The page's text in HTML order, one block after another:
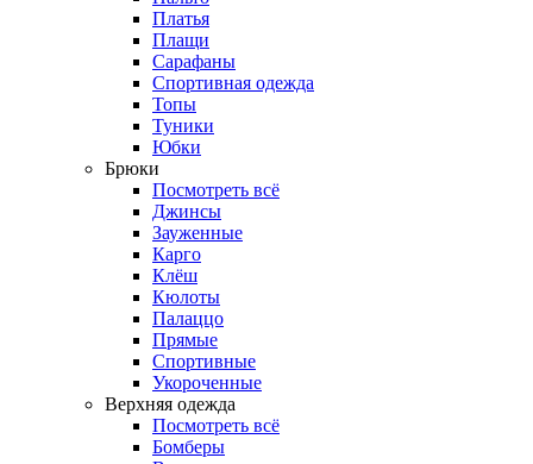
Платья
Плащи
Сарафаны
Спортивная одежда
Топы
Туники
Юбки
Брюки
Посмотреть всё
Джинсы
Зауженные
Карго
Клёш
Кюлоты
Палаццо
Прямые
Спортивные
Укороченные
Верхняя одежда
Посмотреть всё
Бомберы